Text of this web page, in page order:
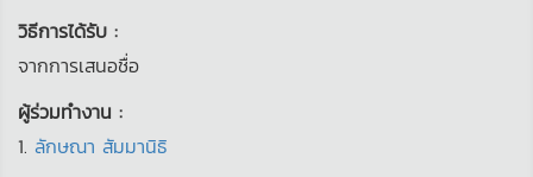
วิธีการได้รับ :
จากการเสนอชื่อ
ผู้ร่วมทำงาน :
1. ลักษณา สัมมานิธิ